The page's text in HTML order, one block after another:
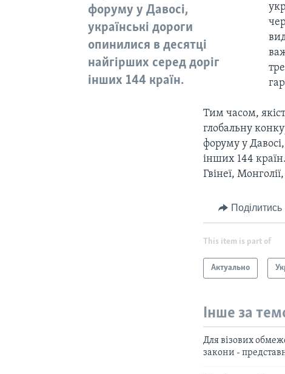
форуму у Давосі,
українські дороги
опинилися в десятці
найгірших серед доріг
інших 144 країн.
Тим часом,
глобальну
форуму у
інших 144
Гвінеї,
Поділитись
This item is part of
Актуально
Інше за
Для візових
закони -